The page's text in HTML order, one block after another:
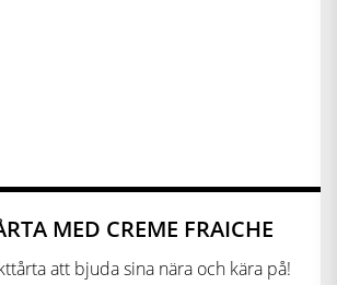
MED CREME FRAICHE
att bjuda sina nära och kära på!